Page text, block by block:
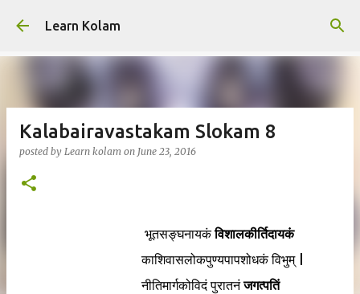
Learn Kolam
Kalabairavastakam Slokam 8
posted by Learn kolam on June 23, 2016
भूतसङ्घनायकंविशालकीर्तिदायकं
काशिवासलोकपुण्यपापशोधकं विभुम् |
नीतिमार्गकोविदं पुरातनंजगत्पतिं